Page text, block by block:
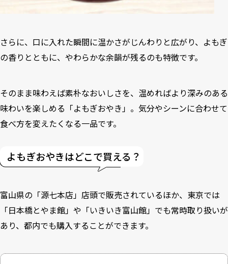
さらに、口に入れた瞬間に温かさがじんわりと広がり、よもぎ
の香りとともに、やわらかな余韻が残るのも特徴です。
そのまま味わえば素朴なおいしさを、温めればより深みのある
味わいを楽しめる「よもぎおやき」。気分やシーンに合わせて
食べ方を変えたくなる一品です。
よもぎおやきはどこで買える？
富山県の「源七本店」店頭で販売されているほか、東京では
「日本橋とやま館」や「いきいき富山館」でも常時取り扱いが
あり、都内でも購入することができます。